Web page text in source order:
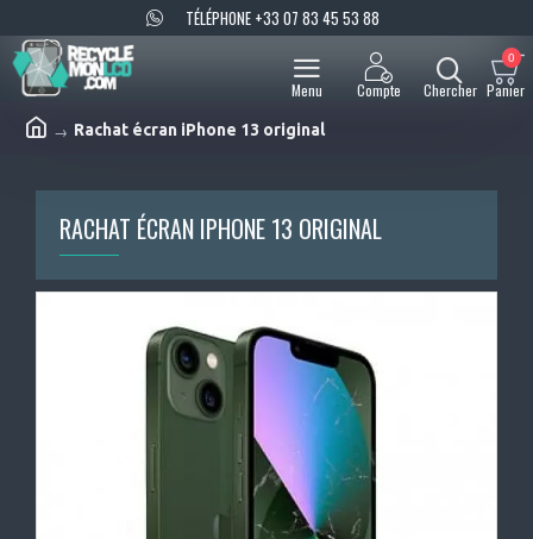
TÉLÉPHONE +33 07 83 45 53 88
0
Rachat écran iPhone 13 original
RACHAT ÉCRAN IPHONE 13 ORIGINAL